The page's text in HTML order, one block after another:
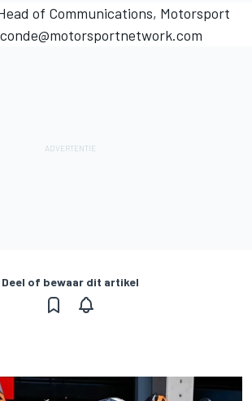
of Communications, Motorsport
Deel of bewaar dit artikel